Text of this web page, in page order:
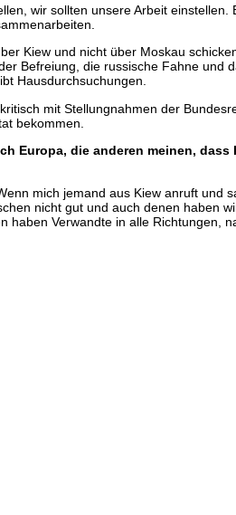
wir sollten unsere Arbeit einstellen.
Kiew und nicht über Moskau
Befreiung, die russische Fahne und
Hausdurchsuchungen.
mit Stellungnahmen der
bekommen.
Europa, die anderen meinen, dass
mich jemand aus Kiew anruft und
nicht gut und auch denen haben
haben Verwandte in alle Richtungen,